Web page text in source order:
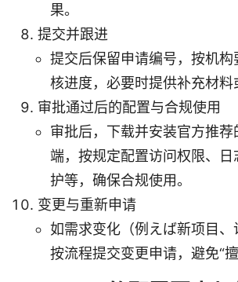
果。
提交并跟进
提交后保留申请编号，按机构
核进度，必要时提供补充材料
审批通过后的配置与合规使用
审批后，下载并安装官方推荐
端，按规定配置访问权限、
护等，确保合规使用。
变更与重新申请
如需求变化（例えば新项目、
按流程提交变更申请，避免“擅